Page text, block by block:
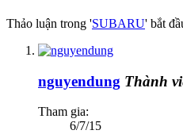
Thảo luận trong 'SUBARU' bắt
nguyendung Thành
Tham gia:
6/7/15